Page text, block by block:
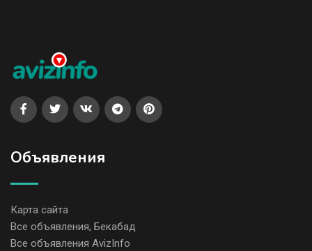
Объявления
Карта сайта
Все объявления, Бекабад
Все объявления AvizInfo